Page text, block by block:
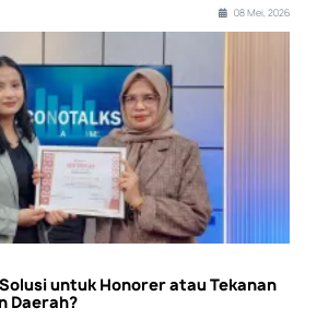
08 Mei, 2026
untuk Honorer atau Tekanan
Daerah?